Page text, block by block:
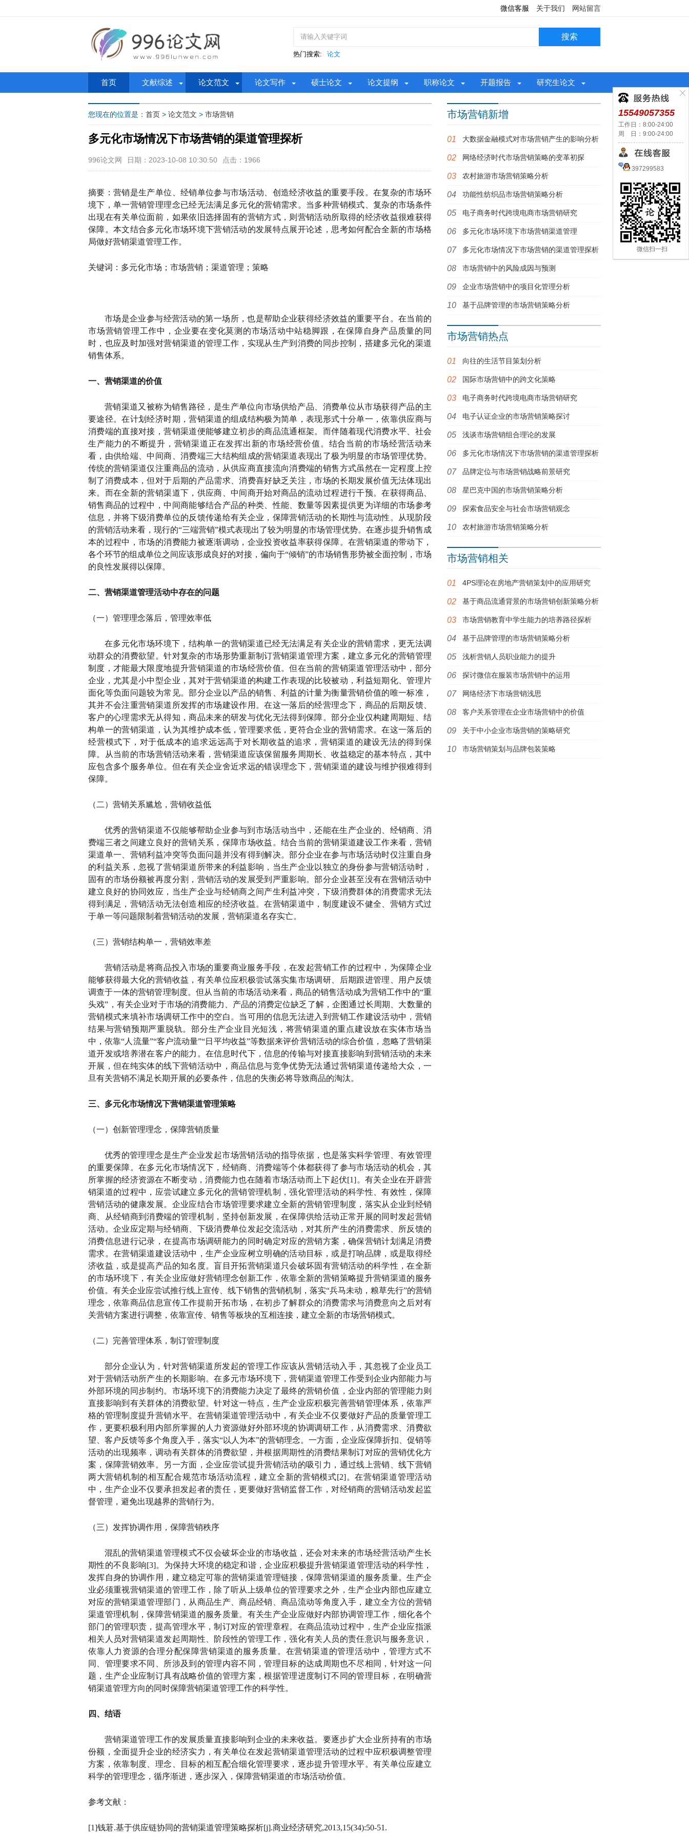
微信客服 关于我们 网站留言
热门搜索: 论文
首页 文献综述 论文范文 论文写作 硕士论文 论文提纲 职称论文 开题报告 研究生论文
您现在的位置是： 首页 > 论文范文 > 市场营销
多元化市场情况下市场营销的渠道管理探析
996论文网 日期：2023-10-08 10:30:50 点击：1966
摘要：营销是生产单位、经销单位参与市场活动、创造经济收益的重要手段。在复杂的市场环
境下，单一营销管理理念已经无法满足多元化的营销需求。当多种营销模式、复杂的市场条件
出现在有关单位面前，如果依旧选择固有的营销方式，则营销活动所取得的经济收益很难获得
保障。本文结合多元化市场环境下营销活动的发展特点展开论述，思考如何配合全新的市场格
局做好营销渠道管理工作。
关键词：多元化市场；市场营销；渠道管理；策略
市场是企业参与经营活动的第一场所，也是帮助企业获得经济效益的重要平台。在当前的
市场营销管理工作中，企业要在变化莫测的市场活动中站稳脚跟，在保障自身产品质量的同
时，也应及时加强对营销渠道的管理工作，实现从生产到消费的同步控制，搭建多元化的渠道
销售体系。
一、营销渠道的价值
营销渠道又被称为销售路径，是生产单位向市场供给产品、消费单位从市场获得产品的主
要途径。在计划经济时期，营销渠道的组成结构极为简单，表现形式十分单一，依靠供应商与
消费端的直接对接，营销渠道便能够建立初步的商品流通框架。而伴随着现代消费水平、社会
生产能力的不断提升，营销渠道正在发挥出新的市场经营价值。结合当前的市场经营活动来
看，由供给端、中间商、消费端三大结构组成的营销渠道表现出了极为明显的市场管理优势。
传统的营销渠道仅注重商品的流动，从供应商直接流向消费端的销售方式虽然在一定程度上控
制了消费成本，但对于后期的产品需求、消费喜好缺乏关注，市场的长期发展价值无法体现出
来。而在全新的营销渠道下，供应商、中间商开始对商品的流动过程进行干预。在获得商品、
销售商品的过程中，中间商能够结合产品的种类、性能、数量等因素提供更为详细的市场参考
信息，并将下级消费单位的反馈传递给有关企业，保障营销活动的长期性与流动性。从现阶段
的营销活动来看，现行的“三端营销”模式表现出了较为明显的市场管理优势。在逐步提升销售成
本的过程中，市场的消费能力被逐渐调动，企业投资收益率获得保障。在营销渠道的带动下，
各个环节的组成单位之间应该形成良好的对接，偏向于“倾销”的市场销售形势被全面控制，市场
的良性发展得以保障。
二、营销渠道管理活动中存在的问题
（一）管理理念落后，管理效率低
在多元化市场环境下，结构单一的营销渠道已经无法满足有关企业的营销需求，更无法调
动群众的消费欲望。针对复杂的市场形势重新制订营销渠道管理方案，建立多元化的营销管理
制度，才能最大限度地提升营销渠道的市场经营价值。但在当前的营销渠道管理活动中，部分
企业，尤其是小中型企业，其对于营销渠道的构建工作表现的比较被动，利益短期化、管理片
面化等负面问题较为常见。部分企业以产品的销售、利益的计量为衡量营销价值的唯一标准，
其并不会注重营销渠道所发挥的市场建设作用。在这一落后的经营理念下，商品的后期反馈、
客户的心理需求无从得知，商品未来的研发与优化无法得到保障。部分企业仅构建周期短、结
构单一的营销渠道，认为其维护成本低，管理要求低，更符合企业的营销需求。在这一落后的
经营模式下，对于低成本的追求远远高于对长期收益的追求，营销渠道的建设无法的得到保
障。从当前的市场营销活动来看，营销渠道应该保留服务周期长、收益稳定的基本特点，其中
应包含多个服务单位。但在有关企业舍近求远的错误理念下，营销渠道的建设与维护很难得到
保障。
（二）营销关系尴尬，营销收益低
优秀的营销渠道不仅能够帮助企业参与到市场活动当中，还能在生产企业的、经销商、消
费端三者之间建立良好的营销关系，保障市场收益。结合当前的营销渠道建设工作来看，营销
渠道单一、营销利益冲突等负面问题并没有得到解决。部分企业在参与市场活动时仅注重自身
的利益关系，忽视了营销渠道所带来的利益影响，当生产企业以独立的身份参与营销活动时，
固有的市场份额被再度分割，营销活动的发展受到严重影响。部分企业甚至没有在营销活动中
建立良好的协同效应，当生产企业与经销商之间产生利益冲突，下级消费群体的消费需求无法
得到满足，营销活动无法创造相应的经济收益。在营销渠道中，制度建设不健全、营销方式过
于单一等问题限制着营销活动的发展，营销渠道名存实亡。
（三）营销结构单一，营销效率差
营销活动是将商品投入市场的重要商业服务手段，在发起营销工作的过程中，为保障企业
能够获得最大化的营销收益，有关单位应积极尝试落实集市场调研、后期跟进管理、用户反馈
调查于一体的营销管理制度。但从当前的市场活动来看，商品的销售活动成为营销工作中的“重
头戏”，有关企业对于市场的消费能力、产品的消费定位缺乏了解，企图通过长周期、大数量的
营销模式来填补市场调研工作中的空白。当可用的信息无法进入到营销工作建设活动中，营销
结果与营销预期严重脱轨。部分生产企业目光短浅，将营销渠道的重点建设放在实体市场当
中，依靠“人流量”“客户流动量”“日平均收益”等数据来评价营销活动的综合价值，忽略了营销渠
道开发或培养潜在客户的能力。在信息时代下，信息的传输与对接直接影响到营销活动的未来
开展，但在纯实体的线下营销活动中，商品信息与竞争优势无法通过营销渠道传递给大众，一
旦有关营销不满足长期开展的必要条件，信息的失衡必将导致商品的淘汰。
三、多元化市场情况下营销渠道管理策略
（一）创新管理理念，保障营销质量
优秀的管理理念是生产企业发起市场营销活动的指导依据，也是落实科学管理、有效管理
的重要保障。在多元化市场情况下，经销商、消费端等个体都获得了参与市场活动的机会，其
所掌握的经济资源在不断变动，消费能力也在随着市场活动而上下起伏[1]。有关企业在开辟营
销渠道的过程中，应尝试建立多元化的营销管理机制，强化管理活动的科学性、有效性，保障
营销活动的健康发展。企业应结合市场管理要求建立全新的营销管理制度，落实从企业到经销
商、从经销商到消费端的管理机制，坚持创新发展，在保障供给活动正常开展的同时发起营销
活动。企业应定期与经销商、下级消费单位发起交流活动，对其所产生的消费需求、所反馈的
消费信息进行记录，在提高市场调研能力的同时确定对应的营销方案，确保营销计划满足消费
需求。在营销渠道建设活动中，生产企业应树立明确的活动目标，或是打响品牌，或是取得经
济收益，或是提高产品的知名度。盲目开拓营销渠道只会破坏固有营销活动的科学性，在全新
的市场环境下，有关企业应做好营销理念创新工作，依靠全新的营销策略提升营销渠道的服务
价值。有关企业应尝试推行线上宣传、线下销售的营销机制，落实“兵马未动，粮草先行”的营销
理念，依靠商品信息宣传工作提前开拓市场，在初步了解群众的消费需求与消费意向之后对有
关营销方案进行调整，依靠宣传、销售等板块的互相连接，建立全新的市场营销模式。
（二）完善管理体系，制订管理制度
部分企业认为，针对营销渠道所发起的管理工作应该从营销活动入手，其忽视了企业员工
对于营销活动所产生的长期影响。在多元市场环境下，营销渠道管理工作受到企业内部能力与
外部环境的同步制约。市场环境下的消费能力决定了最终的营销价值，企业内部的管理能力则
直接影响到有关群体的消费欲望。针对这一特点，生产企业应积极完善营销管理体系，依靠严
格的管理制度提升营销水平。在营销渠道管理活动中，有关企业不仅要做好产品的质量管理工
作，更要积极利用内部所掌握的人力资源做好外部环境的协调调研工作，从消费需求、消费欲
望、客户反馈等多个角度入手，落实“以人为本”的营销理念。一方面，企业应保障折扣、促销等
活动的出现频率，调动有关群体的消费欲望，并根据周期性的消费结果制订对应的营销优化方
案，保障营销效率。另一方面，企业应尝试提升营销活动的吸引力，通过线上营销、线下营销
两大营销机制的相互配合规范市场活动流程，建立全新的营销模式[2]。在营销渠道管理活动
中，生产企业不仅要承担发起者的责任，更要做好营销监督工作，对经销商的营销活动发起监
督管理，避免出现越界的营销行为。
（三）发挥协调作用，保障营销秩序
混乱的营销渠道管理模式不仅会破坏企业的市场收益，还会对未来的市场经营活动产生长
期性的不良影响[3]。为保持大环境的稳定和谐，企业应积极提升营销渠道管理活动的科学性，
发挥自身的协调作用，建立稳定可靠的营销渠道管理链接，保障营销渠道的服务质量。生产企
业必须重视营销渠道的管理工作，除了听从上级单位的管理要求之外，生产企业内部也应建立
对应的营销渠道管理部门，从商品生产、商品经销、商品流动等角度入手，建立全方位的营销
渠道管理机制，保障营销渠道的服务质量。有关生产企业应做好内部协调管理工作，细化各个
部门的管理职责，提高管理水平，制订对应的管理章程。在商品流动过程中，生产企业应指派
相关人员对营销渠道发起周期性、阶段性的管理工作，强化有关人员的责任意识与服务意识，
依靠人力资源的合理分配保障营销渠道的服务质量。在营销渠道的管理活动中，管理方式不
同、管理要求不同、所涉及到的管理内容不同，管理目标的达成周期也不尽相同，针对这一问
题，生产企业应制订具有战略价值的管理方案，根据管理进度制订不同的管理目标，在明确营
销渠道管理方向的同时保障营销渠道管理工作的科学性。
四、结语
营销渠道管理工作的发展质量直接影响到企业的未来收益。要逐步扩大企业所持有的市场
份额，全面提升企业的经济实力，有关单位在发起营销渠道管理活动的过程中应积极调整管理
方案，依靠制度、理念、目标的相互配合细化管理要求，逐步提升管理水平。有关单位应建立
科学的管理理念，循序渐进，逐步深入，保障营销渠道的市场活动价值。
参考文献：
[1]钱莙.基于供应链协同的营销渠道管理策略探析[j].商业经济研究,2013,15(34):50-51.
市场营销新增
大数据金融模式对市场营销产生的影响分析
网络经济时代市场营销策略的变革初探
农村旅游市场营销策略分析
功能性纺织品市场营销策略分析
电子商务时代跨境电商市场营销研究
多元化市场环境下市场营销渠道管理
多元化市场情况下市场营销的渠道管理探析
市场营销中的风险成因与预测
企业市场营销中的项目化管理分析
基于品牌管理的市场营销策略分析
市场营销热点
向往的生活节目策划分析
国际市场营销中的跨文化策略
电子商务时代跨境电商市场营销研究
电子认证企业的市场营销策略探讨
浅谈市场营销组合理论的发展
多元化市场情况下市场营销的渠道管理探析
品牌定位与市场营销战略前景研究
星巴克中国的市场营销策略分析
探索食品安全与社会市场营销观念
农村旅游市场营销策略分析
市场营销相关
4PS理论在房地产营销策划中的应用研究
基于商品流通背景的市场营销创新策略分析
市场营销教育中学生能力的培养路径探析
基于品牌管理的市场营销策略分析
浅析营销人员职业能力的提升
探讨微信在服装市场营销中的运用
网络经济下市场营销浅思
客户关系管理在企业市场营销中的价值
关于中小企业市场营销的策略研究
市场营销策划与品牌包装策略
15549057355
工作日：8:00-24:00
周 日：9:00-24:00
397299583
微信扫一扫